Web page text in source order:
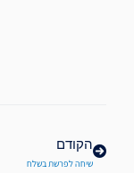
הקודם
שיחה לפרשת בשלח